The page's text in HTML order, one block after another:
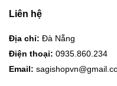
Liên hệ
Địa chỉ: Đà Nẵng
Điện thoại: 0935.860.234
Email: